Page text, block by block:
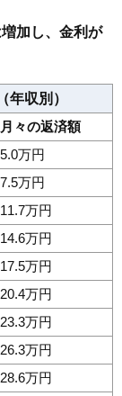
加し、金利が
収別）
月々の返済額
5.0万円
7.5万円
11.7万円
14.6万円
17.5万円
20.4万円
23.3万円
26.3万円
28.6万円